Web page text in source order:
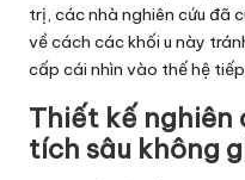
trị, các nhà nghiên cứu đã
về cách các khối u này
cấp cái nhìn vào thế hệ
Thiết kế nghiên
tích sâu không